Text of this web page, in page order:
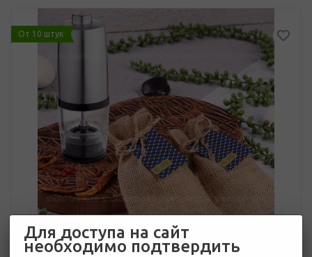
От 10 штук
Для доступа на сайт
необходимо подтвердить